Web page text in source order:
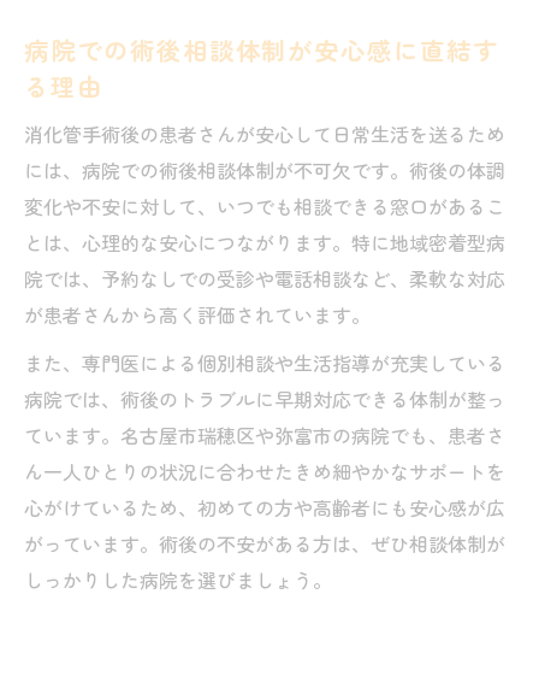
病院での術後相談体制が安心感に直結す
る理由
消化管手術後の患者さんが安心して日常生活を送るため
には、病院での術後相談体制が不可欠です。術後の体調
変化や不安に対して、いつでも相談できる窓口があるこ
とは、心理的な安心につながります。特に地域密着型病
院では、予約なしでの受診や電話相談など、柔軟な対応
が患者さんから高く評価されています。
また、専門医による個別相談や生活指導が充実している
病院では、術後のトラブルに早期対応できる体制が整っ
ています。名古屋市瑞穂区や弥富市の病院でも、患者さ
ん一人ひとりの状況に合わせたきめ細やかなサポートを
心がけているため、初めての方や高齢者にも安心感が広
がっています。術後の不安がある方は、ぜひ相談体制が
しっかりした病院を選びましょう。